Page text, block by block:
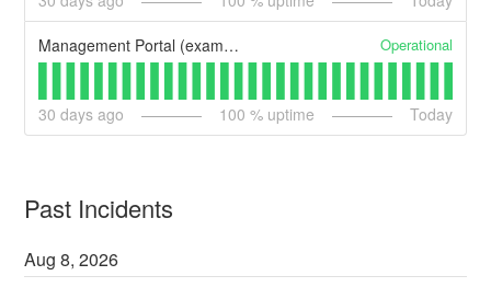
Management Portal (example) Operational
30 days ago 100 % uptime Today
Past Incidents
Aug8,2026